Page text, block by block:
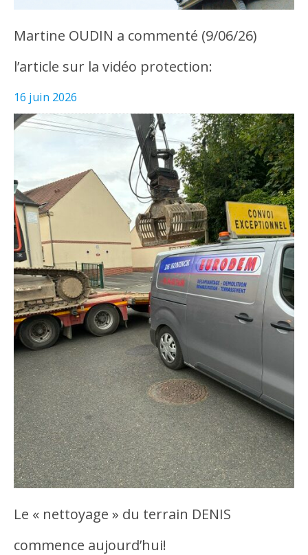
Martine OUDIN a commenté (9/06/26)
l’article sur la vidéo protection:
16 juin 2026
Le « nettoyage » du terrain DENIS
commence aujourd’hui!